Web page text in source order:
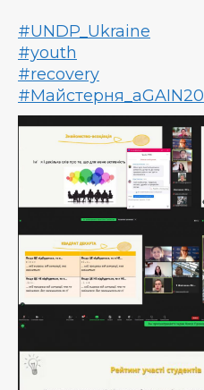
#UNDP_Ukraine
#youth
#recovery
#Майстерня_aGAIN20